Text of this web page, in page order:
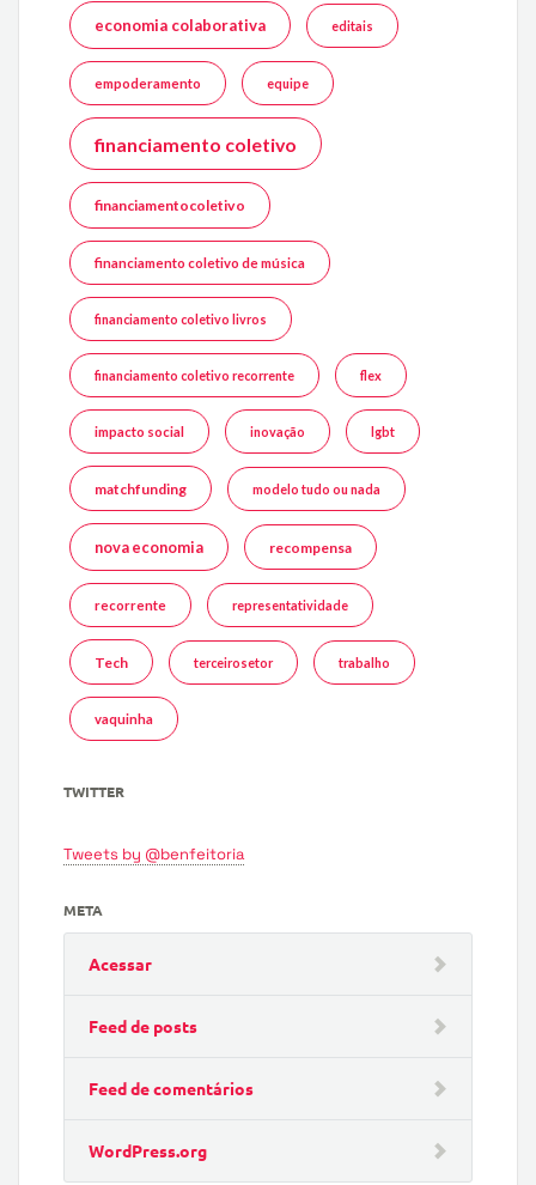
economia colaborativa editais
empoderamento equipe
financiamento coletivo
financiamentocoletivo
financiamento coletivo de música
financiamento coletivo livros
financiamento coletivo recorrente flex
impacto social inovação lgbt
matchfunding modelo tudo ou nada
nova economia recompensa
recorrente representatividade
Tech terceirosetor trabalho
vaquinha
TWITTER
Tweets by @benfeitoria
META
Acessar
Feed de posts
Feed de comentários
WordPress.org